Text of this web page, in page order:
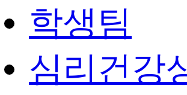
학생팀
심리건강